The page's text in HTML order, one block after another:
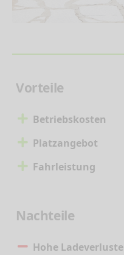
Vorteile
Betriebskosten
Platzangebot
Fahrleistung
Nachteile
Hohe Ladeverluste